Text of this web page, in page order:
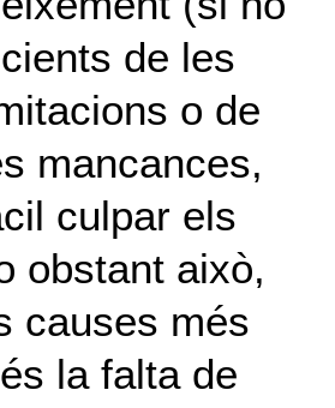
de les
o de
mancances,
culpar els
obstant això,
causes més
la falta de